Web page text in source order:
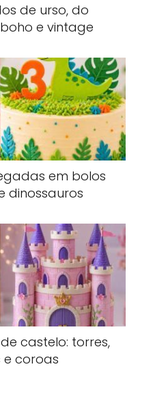
de urso, do
e vintage
em bolos
dinossauros
castelo: torres,
e coroas